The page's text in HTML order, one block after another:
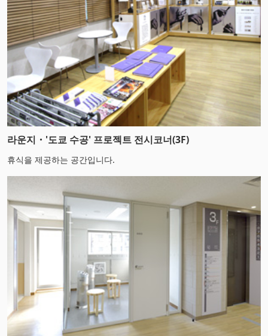
라운지・'도쿄 수공' 프로젝트 전시코너(3F)
휴식을 제공하는 공간입니다.